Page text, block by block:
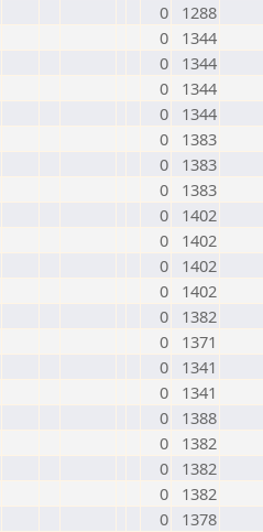
0
1288
0
1344
0
1344
0
1344
0
1344
0
1383
0
1383
0
1383
0
1402
0
1402
0
1402
0
1402
0
1382
0
1371
0
1341
0
1341
0
1388
0
1382
0
1382
0
1382
0
1378